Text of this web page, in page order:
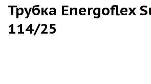
Трубка Energoflex
114/25